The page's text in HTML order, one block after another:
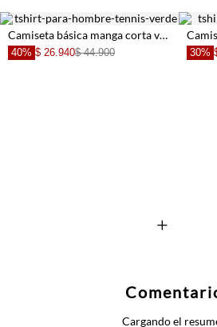
+
Camiseta básica manga corta verde de ajuste cómodo para hombre
40% $ 26.940$ 44.900 30%
Cargando el